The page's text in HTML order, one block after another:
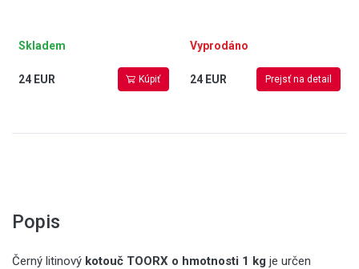
Skladem
24 EUR Kúpiť
Vyprodáno
24 EUR Prejsť na detail
Popis
Černý litinový kotouč TOORX o hmotnosti 1 kg je určen